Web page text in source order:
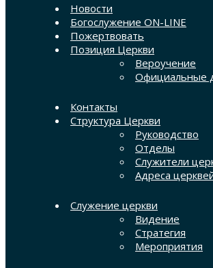
Новости
Богослужение ON-LINE
Пожертвовать
Позиция Церкви
Вероучение
Официальные
Контакты
Структура Церкви
Руководство
Отделы
Служители
Адреса
Служение церкви
Видение
Стратегия
Мероприятия